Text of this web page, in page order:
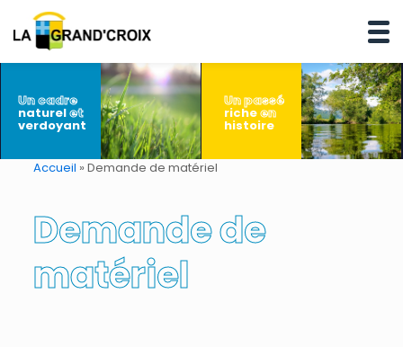
Un passé
richeen
histoire
Un cadre
naturelet
verdoyant
Accueil » Demande de matériel
Demande de
matériel